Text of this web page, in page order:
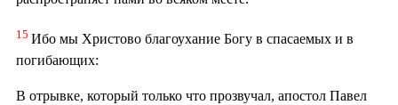
15 Ибо мы Христово благоухание Богу в спасаемых и в
погибающих:
В отрывке, который только что прозвучал, апостол Павел